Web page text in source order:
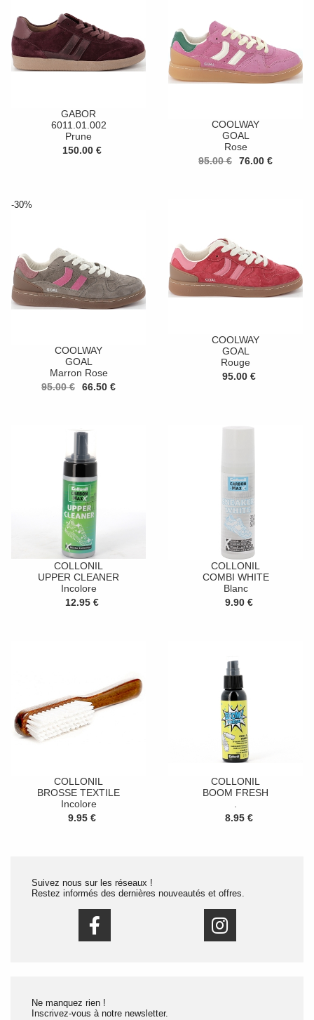
GABOR
6011.01.002
Prune
150.00 €
COOLWAY
GOAL
Rose
95.00 €
76.00 €
-30%
COOLWAY
GOAL
Marron Rose
95.00 €
66.50 €
COOLWAY
GOAL
Rouge
95.00 €
COLLONIL
UPPER CLEANER
Incolore
12.95 €
COLLONIL
COMBI WHITE
Blanc
9.90 €
COLLONIL
BROSSE TEXTILE
Incolore
9.95 €
COLLONIL
BOOM FRESH
8.95 €
Suivez nous sur les réseaux !
Restez informés des dernières nouveautés et offres.
Ne manquez rien !
Inscrivez-vous à notre newsletter.